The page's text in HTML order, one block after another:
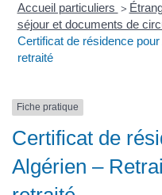
Accueil particuliers >
séjour et documents de
Certificat de résidence
retraité
Fiche pratique
Certificat de
Algérien –